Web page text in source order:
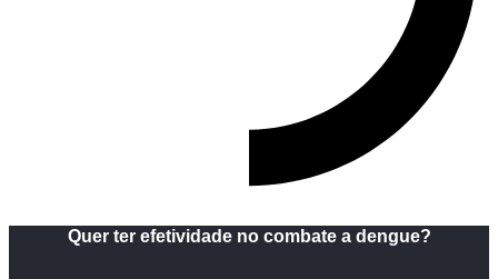
Quer ter efetividade no combate a dengue?